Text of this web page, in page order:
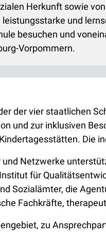
Herkunft sowie
und
besuchen und
Vorpommern.
der vier staatlichen
und zur inklusiven
Die
Netzwerke
für
Sozialämter, die
Fachkräfte,
zu